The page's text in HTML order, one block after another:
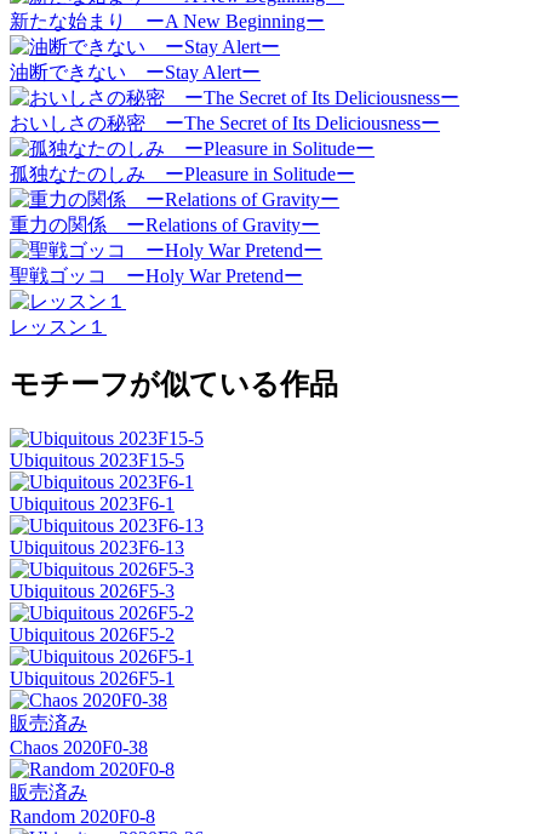
新たな始まり ーA New Beginningー
油断できない ーStay Alertー
おいしさの秘密 ーThe Secret of Its Deliciousnessー
孤独なたのしみ ーPleasure in Solitudeー
重力の関係 ーRelations of Gravityー
聖戦ゴッコ ーHoly War Pretendー
レッスン１
モチーフが似ている作品
Ubiquitous 2023F15-5
Ubiquitous 2023F6-1
Ubiquitous 2023F6-13
Ubiquitous 2026F5-3
Ubiquitous 2026F5-2
Ubiquitous 2026F5-1
販売済み
Chaos 2020F0-38
販売済み
Random 2020F0-8